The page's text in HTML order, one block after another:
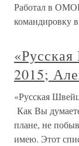
Работал в
командировку
2015;
«Русская
Как Вы
плане, не
имею. Этот